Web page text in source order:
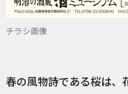
チラシ画像
春の風物詩である桜は、